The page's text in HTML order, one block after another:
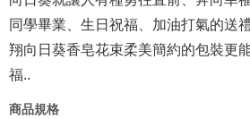
同學畢業、生日祝福、加油打氣的送
翔向日葵香皂花束柔美簡約的包裝更
福..
商品規格